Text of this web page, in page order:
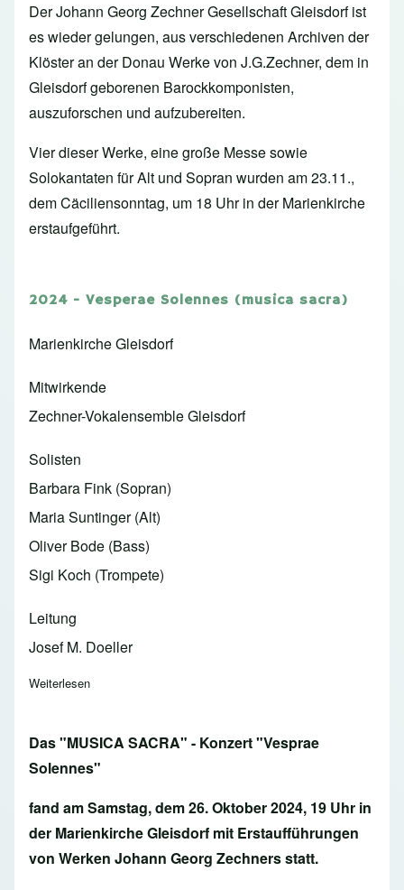
Der Johann Georg Zechner Gesellschaft Gleisdorf ist
es wieder gelungen, aus verschiedenen Archiven der
Klöster an der Donau Werke von J.G.Zechner, dem in
Gleisdorf geborenen Barockkomponisten,
auszuforschen und aufzubereiten.
Vier dieser Werke, eine große Messe sowie
Solokantaten für Alt und Sopran wurden am 23.11.,
dem Cäciliensonntag, um 18 Uhr in der Marienkirche
erstaufgeführt.
2024 - Vesperae Solennes (musica sacra)
Marienkirche Gleisdorf
Mitwirkende
Zechner-Vokalensemble Gleisdorf
Solisten
Barbara Fink (Sopran)
Maria Suntinger (Alt)
Oliver Bode (Bass)
Sigi Koch (Trompete)
Leitung
Josef M. Doeller
Weiterlesen
Das "MUSICA SACRA" - Konzert "Vesprae
Solennes"
fand am Samstag, dem 26. Oktober 2024, 19 Uhr in
der Marienkirche Gleisdorf mit Erstaufführungen
von Werken Johann Georg Zechners statt.